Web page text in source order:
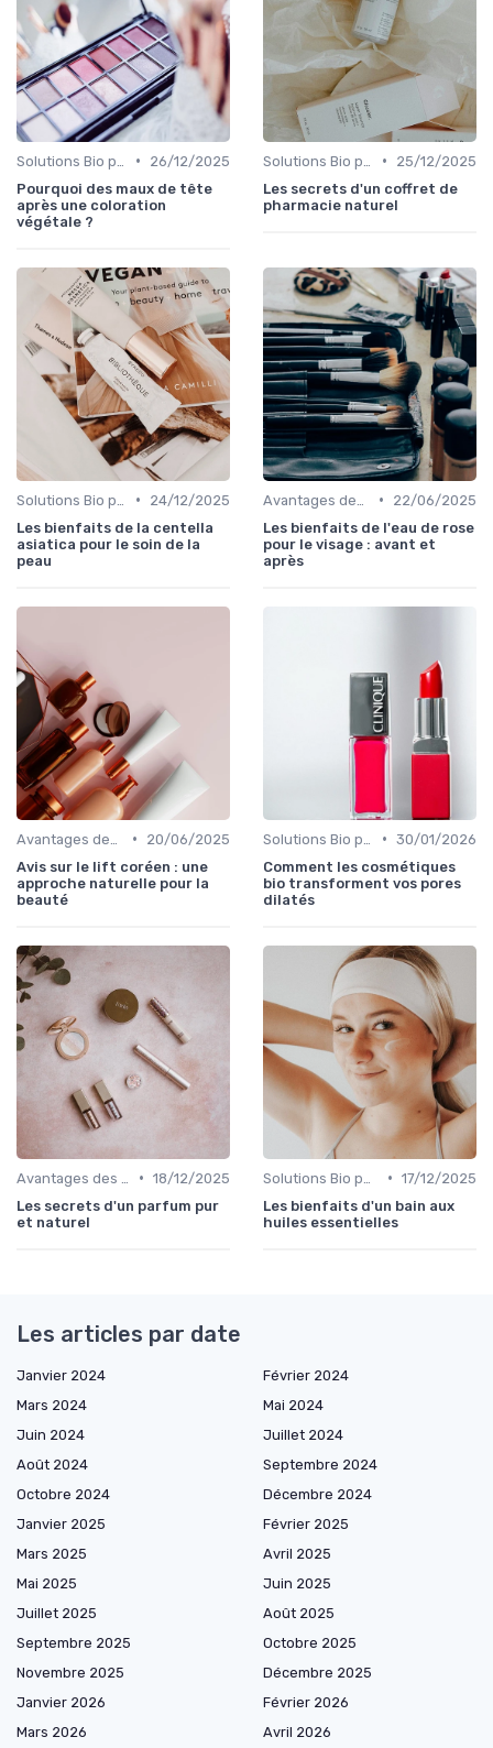
•
26/12/2025
Pourquoi des maux de tête
après une coloration
végétale ?
•
25/12/2025
Les secrets d'un coffret de
pharmacie naturel
•
24/12/2025
Les bienfaits de la centella
asiatica pour le soin de la
peau
•
22/06/2025
Les bienfaits de l'eau de rose
pour le visage : avant et
après
•
20/06/2025
Avis sur le lift coréen : une
approche naturelle pour la
beauté
• 30/01/2026
Comment les cosmétiques
bio transforment vos pores
dilatés
• 18/12/2025
Les secrets d'un parfum pur
et naturel
• 17/12/2025
Les bienfaits d'un bain aux
huiles essentielles
Les articles par date
Janvier 2024
Février 2024
Mars 2024
Mai 2024
Juin 2024
Juillet 2024
Août 2024
Septembre 2024
Octobre 2024
Décembre 2024
Janvier 2025
Février 2025
Mars 2025
Avril 2025
Mai 2025
Juin 2025
Juillet 2025
Août 2025
Septembre 2025
Octobre 2025
Novembre 2025
Décembre 2025
Janvier 2026
Février 2026
Mars 2026
Avril 2026